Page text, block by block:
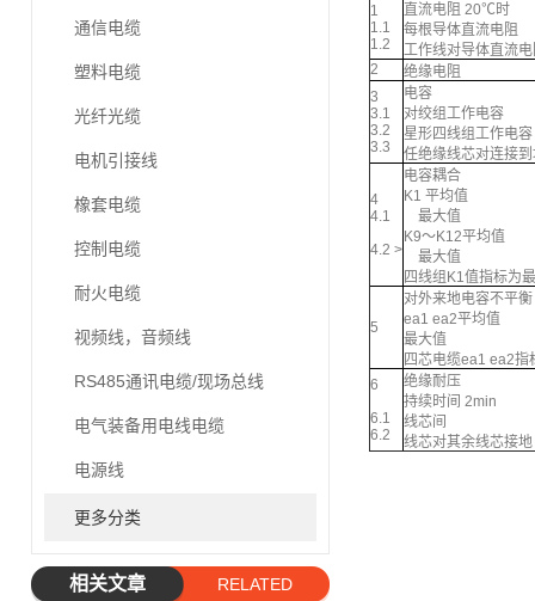
通信电缆
塑料电缆
光纤光缆
电机引接线
橡套电缆
控制电缆
耐火电缆
视频线，音频线
RS485通讯电缆/现场总线
电气装备用电线电缆
电源线
更多分类
相关文章
RELATED
1
1.1
1.2
直流电阻 20℃时
每根导体直流电阻
工作线对导体直流
2
绝缘电阻
3
3.1
3.2
3.3
电容
对绞组工作电容
星形四线组工作电容
任绝缘线芯对连接
4
4.1
4.2 >
电容耦合
K1 平均值
最大值
K9～K12平均值
最大值
四线组K1值指标为
5
对外来地电容不平衡
ea1 ea2平均值
最大值
四芯电缆ea1 ea2指
6
6.1
6.2
绝缘耐压
持续时间 2min
线芯间
线芯对其余线芯接地